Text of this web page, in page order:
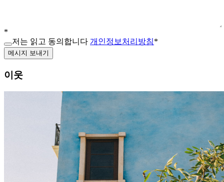
*
저는 읽고 동의합니다 개인정보처리방침*
메시지 보내기
이웃